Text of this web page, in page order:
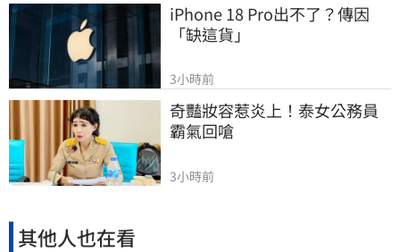
iPhone 18 Pro出不了？傳因
「缺這貨」
3小時前
奇豔妝容惹炎上！泰女公務員
霸氣回嗆
3小時前
其他人也在看